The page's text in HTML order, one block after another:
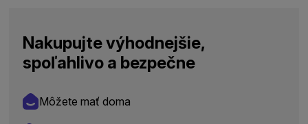
Nakupujte výhodnejšie,
spoľahlivo a bezpečne
Môžete mať doma